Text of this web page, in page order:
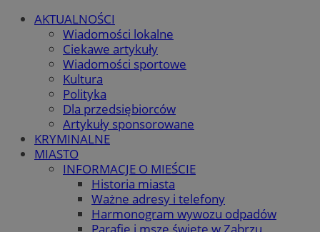
AKTUALNOŚCI
Wiadomości lokalne
Ciekawe artykuły
Wiadomości sportowe
Kultura
Polityka
Dla przedsiębiorców
Artykuły sponsorowane
KRYMINALNE
MIASTO
INFORMACJE O MIEŚCIE
Historia miasta
Ważne adresy i telefony
Harmonogram wywozu odpadów